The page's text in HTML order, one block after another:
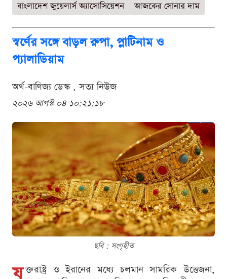
বাংলাদেশ জুয়েলার্স অ্যাসোসিয়েশন
আজকের সোনার দাম
স্বর্ণের সঙ্গে বাড়ল রুপা, প্লাটিনাম ও
প্যালাডিয়াম
অর্থ-বাণিজ্য ডেস্ক . সত্য নিউজ
২০২৬ আগস্ট ০৪ ১০:২১:১৮
ছবি : সংগৃহীত
ক্তরাষ্ট্র ও ইরানের মধ্যে চলমান সামরিক উত্তেজনা,